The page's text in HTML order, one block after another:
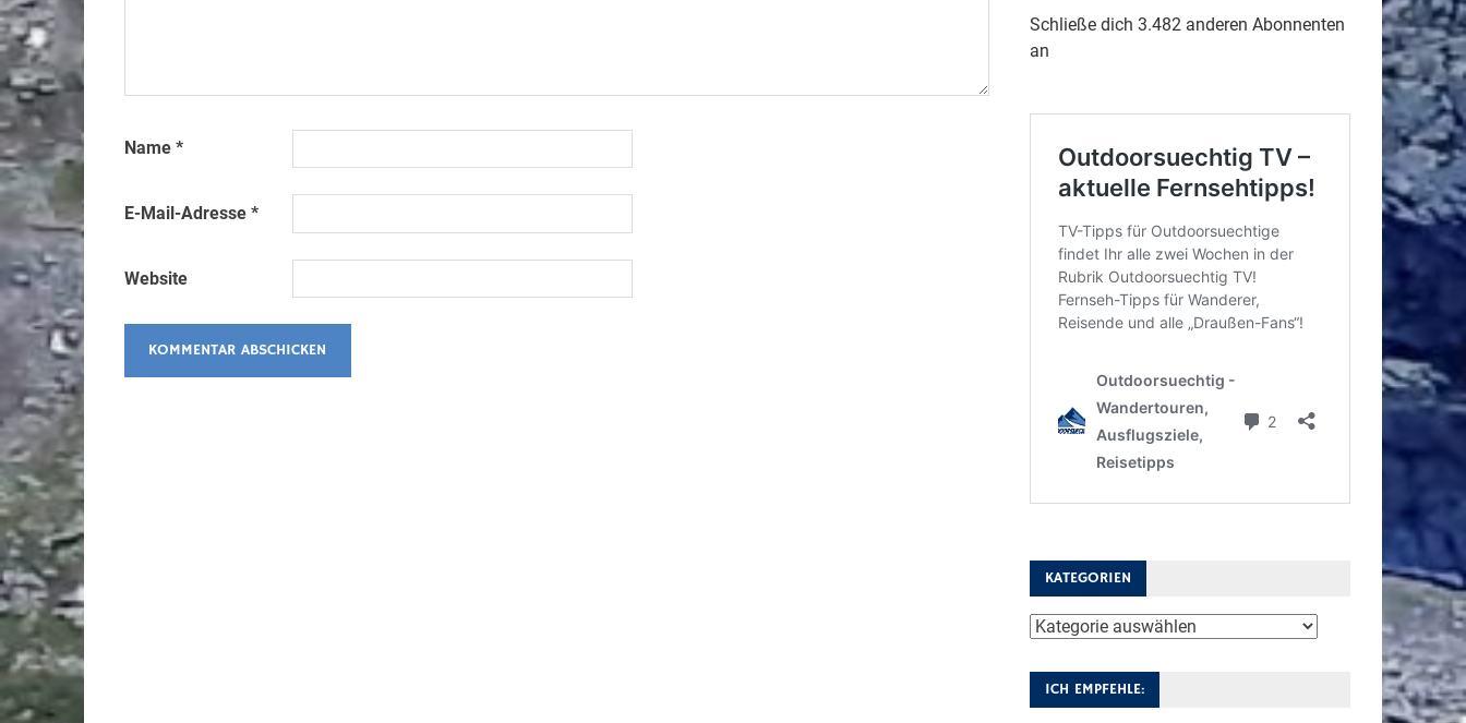
Name *
E-Mail-Adresse *
Website
Schließe dich 3.482 anderen Abonnenten
an
KATEGORIEN
Kategorien
ICH EMPFEHLE: